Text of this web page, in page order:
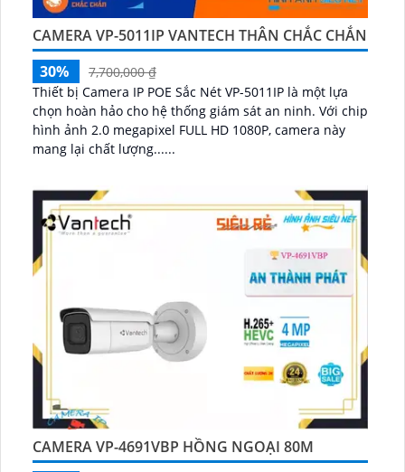
CAMERA VP-5011IP VANTECH THÂN CHẮC CHẮN
30%
7,700,000 ₫
Thiết bị Camera IP POE Sắc Nét VP-5011IP là một lựa
chọn hoàn hảo cho hệ thống giám sát an ninh. Với chip
hình ảnh 2.0 megapixel FULL HD 1080P, camera này
mang lại chất lượng......
CAMERA VP-4691VBP HỒNG NGOẠI 80M